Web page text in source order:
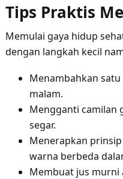
Tips Praktis
Memulai gaya hidup
dengan langkah kecil
Menambahkan
malam.
Mengganti camilan
segar.
Menerapkan prinsip
warna berbeda
Membuat jus murni